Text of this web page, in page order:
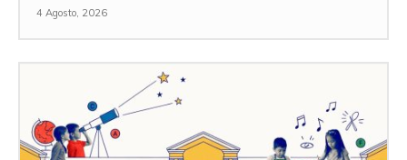
4 Agosto, 2026